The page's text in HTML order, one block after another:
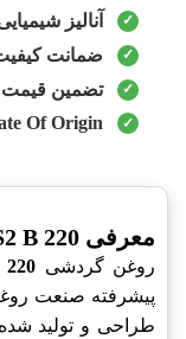
آنالیز
ضمانت
تضمین قیمت
Of Origin
معرفی Shell Morlina S2 B 220
روغن گردشی
پیشرفته صنعت
طراحی و تولید